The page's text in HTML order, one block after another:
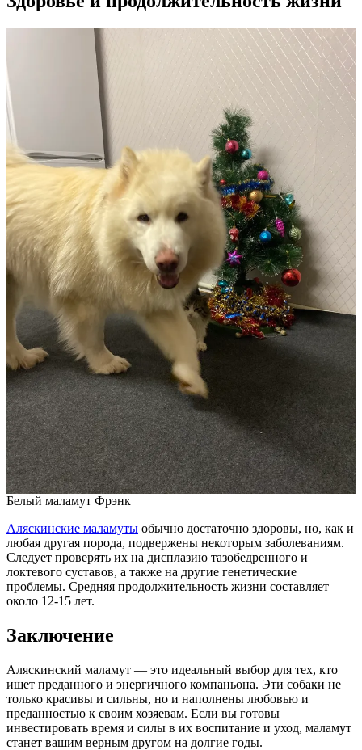
Белый маламут Фрэнк
Аляскинские маламуты обычно достаточно здоровы, но, как и
любая другая порода, подвержены некоторым заболеваниям.
Следует проверять их на дисплазию тазобедренного и
локтевого суставов, а также на другие генетические
проблемы. Средняя продолжительность жизни составляет
около 12-15 лет.
Заключение
Аляскинский маламут — это идеальный выбор для тех, кто
ищет преданного и энергичного компаньона. Эти собаки не
только красивы и сильны, но и наполнены любовью и
преданностью к своим хозяевам. Если вы готовы
инвестировать время и силы в их воспитание и уход, маламут
станет вашим верным другом на долгие годы.